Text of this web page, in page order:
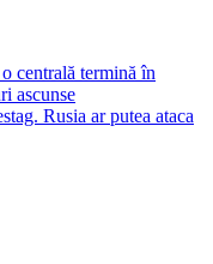
centrală termină în
ascunse
Rusia ar putea ataca